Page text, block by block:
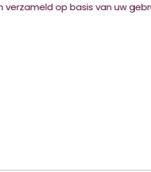
op basis van uw